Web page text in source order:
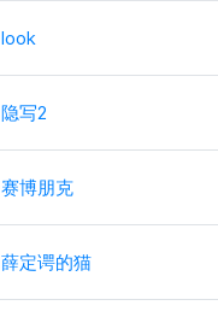
look
隐写2
赛博朋克
薛定谔的猫